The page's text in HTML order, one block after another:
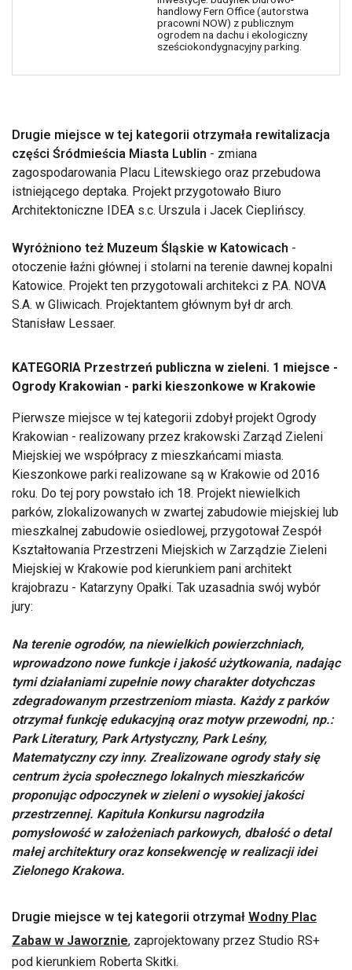
handlowy Fern Office (autorstwa
pracowni NOW) z publicznym
ogrodem na dachu i ekologiczny
sześciokondygnacyjny parking.
Drugie miejsce w tej kategorii otrzymała rewitalizacja
części Śródmieścia Miasta Lublin - zmiana
zagospodarowania Placu Litewskiego oraz przebudowa
istniejącego deptaka. Projekt przygotowało Biuro
Architektoniczne IDEA s.c. Urszula i Jacek Cieplińscy.
Wyróżniono też Muzeum Śląskie w Katowicach -
otoczenie łaźni głównej i stolarni na terenie dawnej kopalni
Katowice. Projekt ten przygotowali architekci z P.A. NOVA
S.A. w Gliwicach. Projektantem głównym był dr arch.
Stanisław Lessaer.
KATEGORIA Przestrzeń publiczna w zieleni. 1 miejsce -
Ogrody Krakowian - parki kieszonkowe w Krakowie
Pierwsze miejsce w tej kategorii zdobył projekt Ogrody
Krakowian - realizowany przez krakowski Zarząd Zieleni
Miejskiej we współpracy z mieszkańcami miasta.
Kieszonkowe parki realizowane są w Krakowie od 2016
roku. Do tej pory powstało ich 18. Projekt niewielkich
parków, zlokalizowanych w zwartej zabudowie miejskiej lub
mieszkalnej zabudowie osiedlowej, przygotował Zespół
Kształtowania Przestrzeni Miejskich w Zarządzie Zieleni
Miejskiej w Krakowie pod kierunkiem pani architekt
krajobrazu - Katarzyny Opałki. Tak uzasadnia swój wybór
jury:
Na terenie ogrodów, na niewielkich powierzchniach,
wprowadzono nowe funkcje i jakość użytkowania, nadając
tymi działaniami zupełnie nowy charakter dotychczas
zdegradowanym przestrzeniom miasta. Każdy z parków
otrzymał funkcję edukacyjną oraz motyw przewodni, np.:
Park Literatury, Park Artystyczny, Park Leśny,
Matematyczny czy inny. Zrealizowane ogrody stały się
centrum życia społecznego lokalnych mieszkańców
proponując odpoczynek w zieleni o wysokiej jakości
przestrzennej. Kapituła Konkursu nagrodziła
pomysłowość w założeniach parkowych, dbałość o detal
małej architektury oraz konsekwencję w realizacji idei
Zielonego Krakowa.
Drugie miejsce w tej kategorii otrzymał Wodny Plac
Zabaw w Jaworznie, zaprojektowany przez Studio RS+
pod kierunkiem Roberta Skitki.